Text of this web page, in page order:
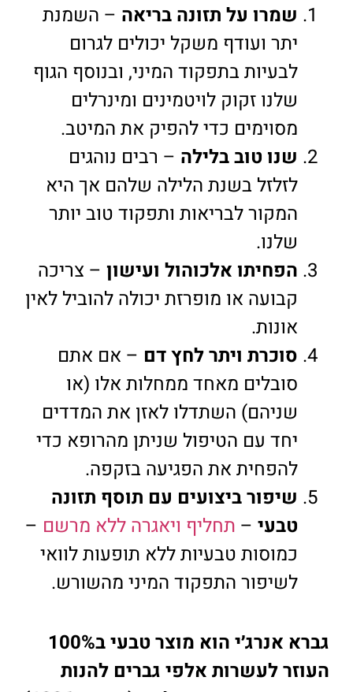
שמרו על תזונה בריאה – השמנת
יתר ועודף משקל יכולים לגרום
לבעיות בתפקוד המיני, ובנוסף הגוף
שלנו זקוק לויטמינים ומינרלים
מסוימים כדי להפיק את המיטב.
שנו טוב בלילה – רבים נוהגים
לזלזל בשנת הלילה שלהם אך היא
המקור לבריאות ותפקוד טוב יותר
שלנו.
הפחיתו אלכוהול ועישון – צריכה
קבועה או מופרזת יכולה להוביל לאין
אונות.
סוכרת ויתר לחץ דם – אם אתם
סובלים מאחד ממחלות אלו (או
שניהם) השתדלו לאזן את המדדים
יחד עם הטיפול שניתן מהרופא כדי
להפחית את הפגיעה בזקפה.
שיפור ביצועים עם תוסף תזונה
טבעי – תחליף ויאגרה ללא מרשם –
כמוסות טבעיות ללא תופעות לוואי
לשיפור התפקוד המיני מהשורש.
גברא אנרג׳י הוא מוצר טבעי ב100%
העוזר לעשרות אלפי גברים להנות